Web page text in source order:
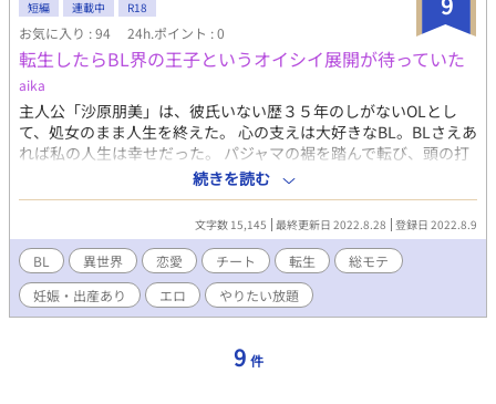
分のものにしながら魔導士だと偽り学園で過ごすお兄様。 弟は兄
フィルターでは絶世の美少年だが、実際は普通に可愛い程度。 弟
が流した噂のせいでお兄様は学園ではケダモノ扱いされていま
す。 妄想に左右されやすいちょろお兄様と王位継承者達総モテの
総受けストーリーです。
短編 連載中 R18
お気に入り : 94 24h.ポイント : 0
転生したらBL界の王子というオイシイ展開が待っていた
aika
主人公「沙原朋美」は、彼氏いない歴３５年のしがないOLとし
て、処女のまま人生を終えた。 心の支えは大好きなBL。BLさえあ
れば私の人生は幸せだった。 パジャマの裾を踏んで転び、頭の打
ちどころが悪くあっけなく死んでしまった朋美。 そして次に目が
覚めた時、とある国の王子というチートキャラに生まれ変わって
いた。 男しかいない世界の王子。王子はその権力故、何人も夫を
持つことが許されている。 周りのイケメンたちは彼に平伏し、彼
の言うことはなんでも通る。 その世界にいる男はよりどりみど
り。誰もが王子に平伏し、我儘放題の人生が待っていた。 たくさ
んのイケメンたちに囲まれ、気に入った男を全て夫として迎え子
を産ませる。 やりたい放題のBLストーリー。
続きを読む
文字数 15,145 最終更新日 2022.8.28 登録日 2022.8.9
BL 異世界 恋愛 チート 転生
総モテ
妊娠・出産あり
エロ やりたい放題
9 件